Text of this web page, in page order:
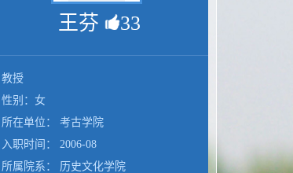
王芬 33
教授
性别：女
所在单位： 考古学院
入职时间： 2006-08
所属院系： 历史文化学院